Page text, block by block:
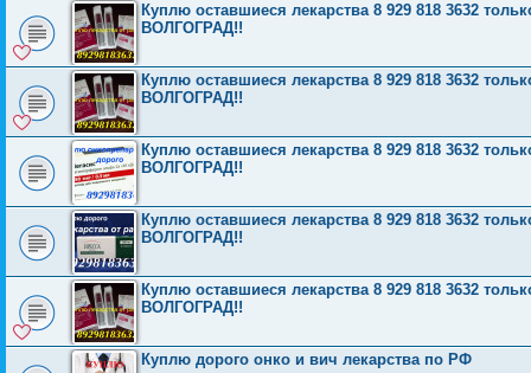
Куплю оставшиеся лекарства 8 929 818 3632
ВОЛГОГРАД!!
Куплю оставшиеся лекарства 8 929 818 3632
ВОЛГОГРАД!!
Куплю оставшиеся лекарства 8 929 818 3632
ВОЛГОГРАД!!
Куплю оставшиеся лекарства 8 929 818 3632
ВОЛГОГРАД!!
Куплю оставшиеся лекарства 8 929 818 3632
ВОЛГОГРАД!!
Куплю дорого онко и вич лекарства по РФ